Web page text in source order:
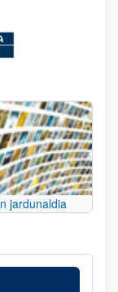
jardunaldia